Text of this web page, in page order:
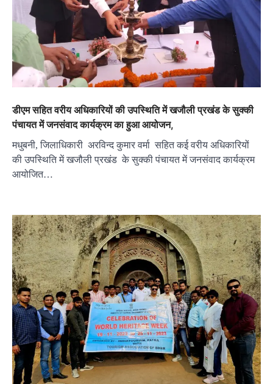
डीएम सहित वरीय अधिकारियों की उपस्थिति में खजौली प्रखंड के सुक्की
पंचायत में जनसंवाद कार्यक्रम का हुआ आयोजन,
मधुबनी, जिलाधिकारी अरविन्द कुमार वर्मा सहित कई वरीय अधिकारियों
की उपस्थिति में खजौली प्रखंड के सुक्की पंचायत में जनसंवाद कार्यक्रम
आयोजित…